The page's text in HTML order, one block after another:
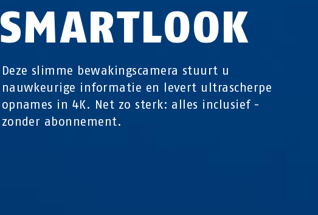
SMARTLOOK
Deze slimme bewakingscamera stuurt u
nauwkeurige informatie en levert ultrascherpe
opnames in 4K. Net zo sterk: alles inclusief -
zonder abonnement.